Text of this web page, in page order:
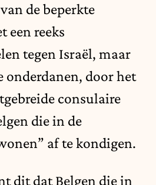
de beperkte
een reeks
tegen Israël, maar
onderdanen, door het
consulaire
die in de
af te kondigen.
dit dat Belgen die in